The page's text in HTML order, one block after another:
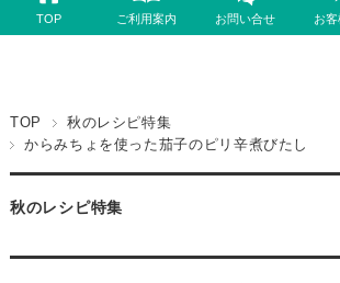
TOP ご利用案内 お問い合せ お
TOP
秋のレシピ特集
からみちょを使った茄子のピリ辛煮びたし
秋のレシピ特集